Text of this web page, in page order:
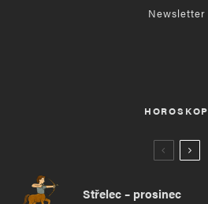
Newsletter
HOROSKOP
Střelec – prosinec